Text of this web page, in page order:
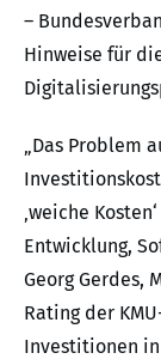
–
Hinweise für
„Das Problem
‚weiche
Entwicklung,
Georg Gerdes,
Rating der
Investitionen in